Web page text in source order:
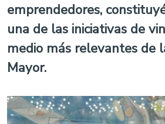
emprendedores,
una de las iniciativas de
medio más relevantes de
Mayor.